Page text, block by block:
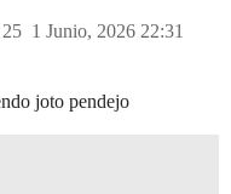
1 Junio, 2026 22:31
25
joto pendejo